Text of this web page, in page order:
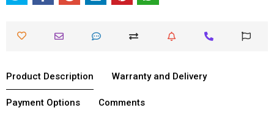
Product Description Warranty and Delivery
Payment Options Comments